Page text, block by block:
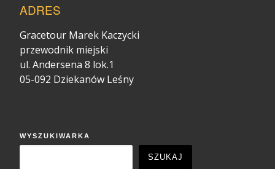
ADRES
Gracetour Marek Kaczycki
przewodnik miejski
ul. Andersena 8 lok.1
05-092 Dziekanów Leśny
WYSZUKIWARKA
SZUKAJ